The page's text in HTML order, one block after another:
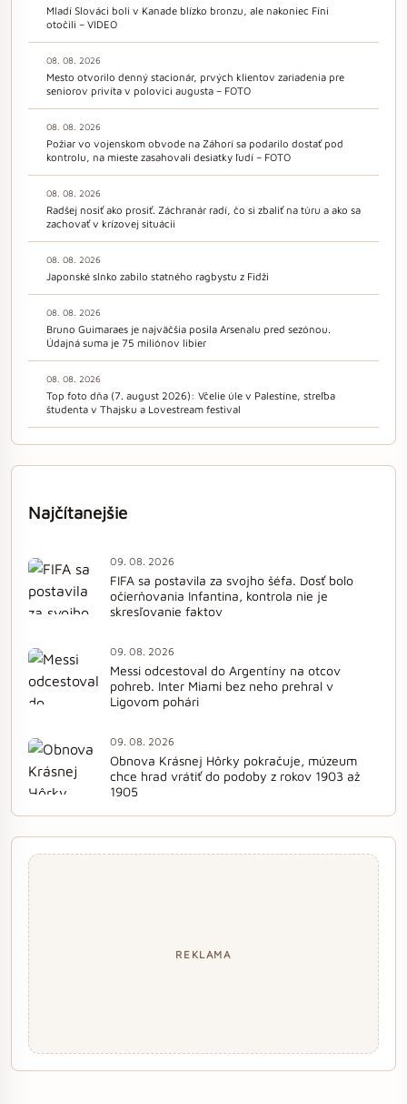
Mladí Slováci boli v Kanade blízko bronzu, ale nakoniec Fíni
otočili – VIDEO
08. 08. 2026
Mesto otvorilo denný stacionár, prvých klientov zariadenia pre
seniorov privíta v polovici augusta – FOTO
08. 08. 2026
Požiar vo vojenskom obvode na Záhorí sa podarilo dostať pod
kontrolu, na mieste zasahovali desiatky ľudí – FOTO
08. 08. 2026
Radšej nosiť ako prosiť. Záchranár radí, čo si zbaliť na túru a ako sa
zachovať v krízovej situácii
08. 08. 2026
Japonské slnko zabilo statného ragbystu z Fidži
08. 08. 2026
Bruno Guimaraes je najväčšia posila Arsenalu pred sezónou.
Údajná suma je 75 miliónov libier
08. 08. 2026
Top foto dňa (7. august 2026): Včelie úle v Palestíne, streľba
študenta v Thajsku a Lovestream festival
Najčítanejšie
09. 08. 2026
FIFA sa postavila za svojho šéfa. Dosť bolo
očierňovania Infantina, kontrola nie je
skresľovanie faktov
09. 08. 2026
Messi odcestoval do Argentíny na otcov
pohreb. Inter Miami bez neho prehral v
Ligovom pohári
09. 08. 2026
Obnova Krásnej Hôrky pokračuje, múzeum
chce hrad vrátiť do podoby z rokov 1903 až
1905
REKLAMA